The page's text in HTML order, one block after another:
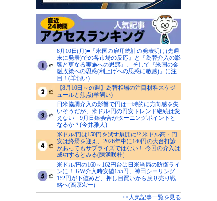
8月10日(月)■『米国の雇用統計の発表明け(先週
末に発表)での各市場の反応』と『為替介入の影
響と更なる実施への思惑』、そして『米国の金
融政策への思惑(利上げへの思惑に敏感)』に注
目！(羊飼い)
【8月10日～の週】為替相場の注目材料スケジ
ュールと焦点(羊飼い)
日米協調介入の影響で円は一時的に方向感を失
いそうだが、米ドル/円の円安トレンド継続は変
えない！9月日銀会合がターニングポイントと
なるか？(今井雅人)
米ドル/円は150円を試す展開に!? 米ドル高・円
安は終焉を迎え、2026年中に140円の大台打診
があってもサプライズではない！ 今回の介入は
成功するとみる(陳満咲杜)
米ドル/円の160～162円台は日米当局の防衛ライ
ンに！ GW介入時安値155円、神田シーリング
152円が下値めど、押し目買いから戻り売り戦
略へ(西原宏一)
>>人気記事一覧を見る